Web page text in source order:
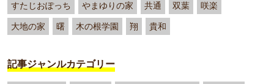
すたじおぽっち やまゆりの家 共通 双葉 咲楽
大地の家 曙 木の根学園 翔 貴和
記事ジャンルカテゴリー